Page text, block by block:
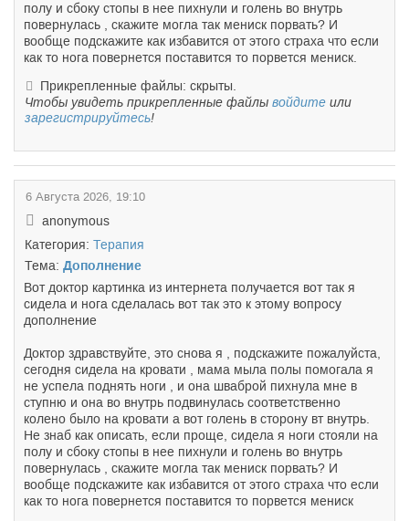
полу и сбоку стопы в нее пихнули и голень во внутрь
повернулась , скажите могла так мениск порвать? И
вообще подскажите как избавится от этого страха что если
как то нога повернется поставится то порвется мениск.
Прикрепленные файлы: скрыты.
Чтобы увидеть прикрепленные файлы войдите или
зарегистрируйтесь!
6 Августа 2026, 19:10
anonymous
Категория: Терапия
Тема: Дополнение
Вот доктор картинка из интернета получается вот так я
сидела и нога сделалась вот так это к этому вопросу
дополнение
Доктор здравствуйте, это снова я , подскажите пожалуйста,
сегодня сидела на кровати , мама мыла полы помогала я
не успела поднять ноги , и она шваброй пихнула мне в
ступню и она во внутрь подвинулась соответственно
колено было на кровати а вот голень в сторону вт внутрь.
Не знаб как описать, если проще, сидела я ноги стояли на
полу и сбоку стопы в нее пихнули и голень во внутрь
повернулась , скажите могла так мениск порвать? И
вообще подскажите как избавится от этого страха что если
как то нога повернется поставится то порвется мениск